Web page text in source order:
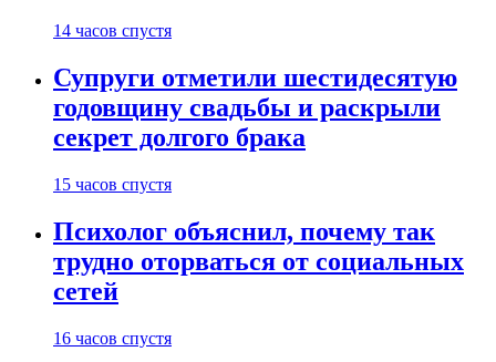
14 часов спустя
Супруги отметили шестидесятую
годовщину свадьбы и раскрыли
секрет долгого брака
15 часов спустя
Психолог объяснил, почему так
трудно оторваться от социальных
сетей
16 часов спустя